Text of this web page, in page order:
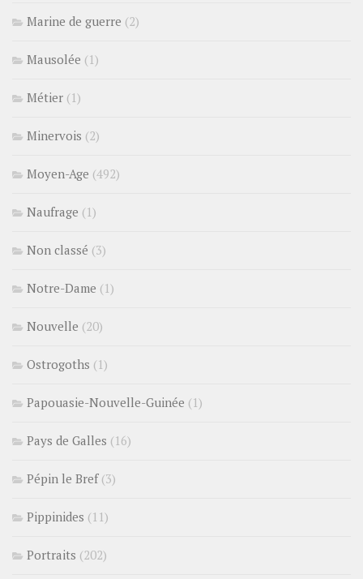
Marine de guerre (2)
Mausolée (1)
Métier (1)
Minervois (2)
Moyen-Age (492)
Naufrage (1)
Non classé (3)
Notre-Dame (1)
Nouvelle (20)
Ostrogoths (1)
Papouasie-Nouvelle-Guinée (1)
Pays de Galles (16)
Pépin le Bref(3)
Pippinides (11)
Portraits (202)